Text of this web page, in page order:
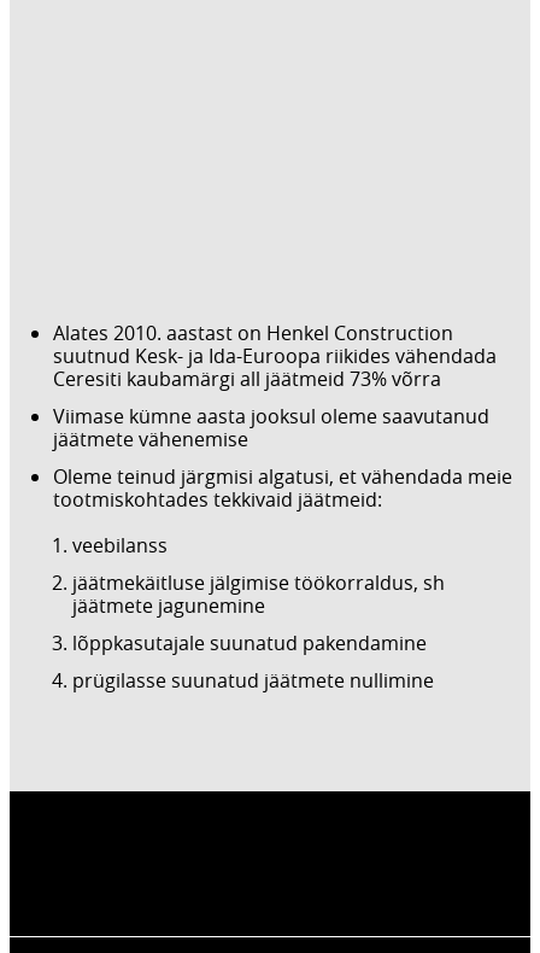
Alates 2010. aastast on Henkel Construction
suutnud Kesk- ja Ida-Euroopa riikides vähendada
Ceresiti kaubamärgi all jäätmeid 73% võrra
Viimase kümne aasta jooksul oleme saavutanud
jäätmete vähenemise
Oleme teinud järgmisi algatusi, et vähendada meie
tootmiskohtades tekkivaid jäätmeid:
veebilanss
jäätmekäitluse jälgimise töökorraldus, sh
jäätmete jagunemine
lõppkasutajale suunatud pakendamine
prügilasse suunatud jäätmete nullimine